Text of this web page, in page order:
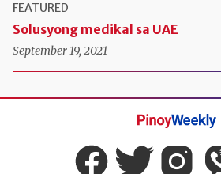
FEATURED
Solusyong medikal sa UAE
September 19, 2021
Pinoy
Weekly